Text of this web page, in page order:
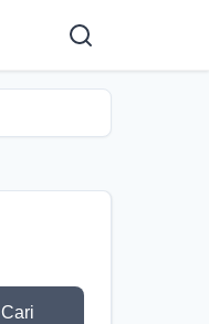
Cari